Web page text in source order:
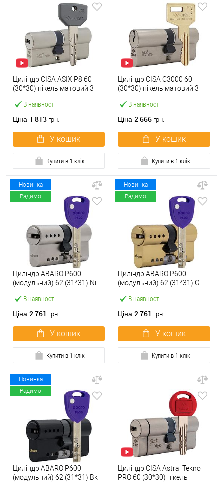
В наявності
Циліндр CISA ASIX P8 60
(30*30) нікель матовий 3
Ціна 1 813 грн.
У кошик
Купити в 1 клік
В наявності
Циліндр CISA C3000 60
(30*30) нікель матовий 3
Ціна 2 666 грн.
У кошик
Купити в 1 клік
Новинка
Радимо
В наявності
Циліндр ABARO P600
(модульний) 62 (31*31) Ni
Ціна 2 761 грн.
У кошик
Купити в 1 клік
Новинка
Радимо
В наявності
Циліндр ABARO P600
(модульний) 62 (31*31) G
Ціна 2 761 грн.
У кошик
Купити в 1 клік
Новинка
Радимо
Циліндр ABARO P600
(модульний) 62 (31*31) Bk
Циліндр CISA Astral Tekno
PRO 60 (30*30) нікель